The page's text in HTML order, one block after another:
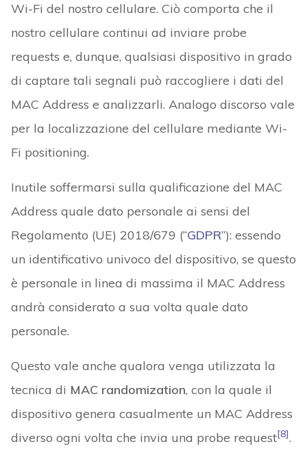
Wi-Fi del nostro cellulare. Ciò comporta che il
nostro cellulare continui ad inviare probe
requests e, dunque, qualsiasi dispositivo in grado
di captare tali segnali può raccogliere i dati del
MAC Address e analizzarli. Analogo discorso vale
per la localizzazione del cellulare mediante Wi-
Fi positioning.
Inutile soffermarsi sulla qualificazione del MAC
Address quale dato personale ai sensi del
Regolamento (UE) 2018/679 (“GDPR”): essendo
un identificativo univoco del dispositivo, se questo
è personale in linea di massima il MAC Address
andrà considerato a sua volta quale dato
personale.
Questo vale anche qualora venga utilizzata la
tecnica di MAC randomization, con la quale il
dispositivo genera casualmente un MAC Address
diverso ogni volta che invia una probe request[8].